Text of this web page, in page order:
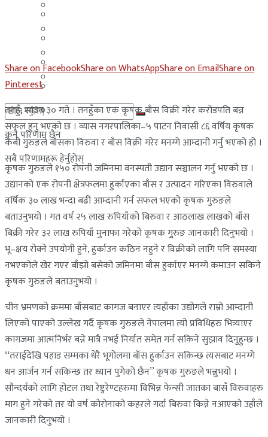
साउदी अरब
कुनै परिणाम छैन
सबै परिणामहरू हेर्नुहोस्
युएई
साउदी अरब
Share on FacebookShare on WhatsAppShare on EmailShare on
Pinterest
तनहुँ, साउन ३० गते । तनहुँका एक कृषक बाँस विक्री गरेर करोडपति बन्न
सफल हुनु भएको छ । व्यास नगरपालिका–५ पाटन निवासी ८६ वर्षिय कृषक
केबी गुरुङले बाँसका विरुवा र बाँस विक्री गरेर मनग्गे आम्दानी गर्नु भएको हो ।
कृषक गुरुङले १५० रोपनी जमिनमा वनस्पती उद्यान सञ्चालन गर्नु भएको छ ।
उद्यानको एक रोपनी क्षेत्रफलमा हुर्काएका बाँस र उत्पादन गरिएका विरुवाले
वर्षिक ३० लाख भन्दा बढी आम्दानी गर्न सफल भएको कृषक गुरुङले
बताउनुभयो । गत वर्ष २५ लाख रुपियाँको बिरुवा र आठलाख लाखको बाँस
बिक्री गरेर ३२ लाख रुपियाँ मुनाफा गरेको कृषक गुृरुङ जानकारी दिनुभयो ।
भू–क्षय रोक्ने उपयाेगी हुने, हुर्काउन कठिन नहुने र विक्रीको लागि पनि समस्या
नभएकोले खेर गएर बाँझो बसेको जमिनमा बाँस हुर्काएर मनग्गे कमाउन सकिने
कृषक गुरुङले बताउनुभयो ।
चीन भ्रमणको क्रममा बाँसबाट कागज बनाएर त्यहाँका उद्योगले राम्रो आम्दानी
लिएको पाएको उल्लेख गर्दै कृषक गुरुङले नेपालमा त्यो प्रविधिहरु भित्र्याएर
कागजमा आत्मनिर्भर बन्ने मात्रै नभई निर्यात समेत गर्न सकिने सुझाव दिनुहुन्छ ।
‘‘तराईदेखि पहाड सम्मका धेरै भूगोलमा बाँस हुर्काउन सकिन्छ त्यसबाट मनग्गे
धन आर्जन गर्न सकिन्छ तर ध्यान पुगेको छैन’’ कृषक गुरुङले भन्नुभयो ।
सौन्दर्यको लागि होटल तथा रेष्टुरेण्टहरुमा विभिन्न फेन्सी जातका बासँ विरुवाहरु
माग हुने गरेकाे तर यो वर्ष कोरोनाको कहरले गर्दा बिरुवा किन्ने नआएको उहाँले
जानकारी दिनुभयो ।